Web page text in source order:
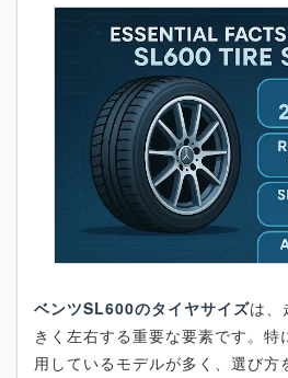
ベンツSL600のタイヤサイズは、
きく左右する重要な要素です。特
用しているモデルが多く、選び方